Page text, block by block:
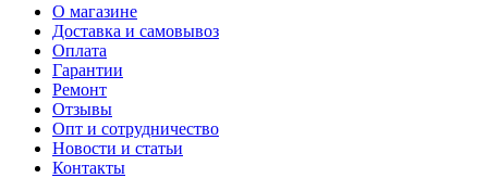
О магазине
Доставка и самовывоз
Оплата
Гарантии
Ремонт
Отзывы
Опт и сотрудничество
Новости и статьи
Контакты